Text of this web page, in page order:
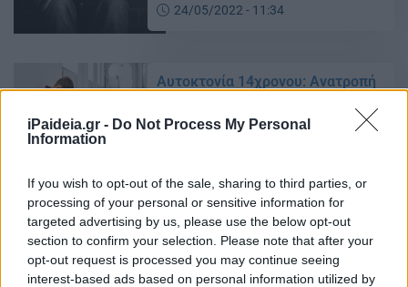
iPaideia.gr - Do Not Process My Personal
Information
If you wish to opt-out of the sale, sharing to third parties, or
processing of your personal or sensitive information for
targeted advertising by us, please use the below opt-out
section to confirm your selection. Please note that after your
opt-out request is processed you may continue seeing
interest-based ads based on personal information utilized by
24/05/2022 - 11:34
Αυτοκτονία 14χρονου: Ανατροπή
τώρα
Νέο επικίνδυνο παιχνίδι
ανήλικων μέσω TikTok –
Πετάγονται ξαφνικά μπροστά σε
αυτοκίνητα